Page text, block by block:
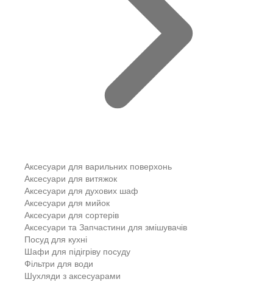
Аксесуари для варильних поверхонь
Аксесуари для витяжок
Аксесуари для духових шаф
Аксесуари для мийок
Аксесуари для сортерів
Аксесуари та Запчастини для змішувачів
Посуд для кухні
Шафи для підігріву посуду
Фільтри для води
Шухляди з аксесуарами